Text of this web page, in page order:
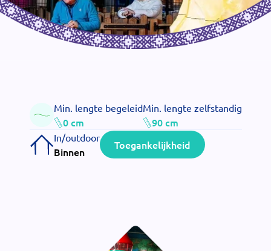
Min. lengte begeleid
0 cm
Min. lengte zelfstandig
90 cm
In/outdoor
Binnen
Toegankelijkheid